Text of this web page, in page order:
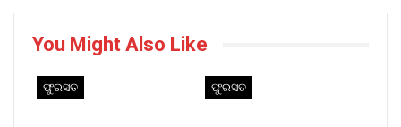
You Might Also Like
ଫୁରସତ ଫୁରସତ